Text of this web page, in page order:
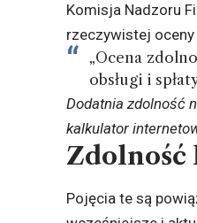
Komisja Nadzoru
rzeczywistej oceny
„Ocena
obsługi i
Dodatnia zdolność
kalkulator
Zdolność
Pojęcia te są